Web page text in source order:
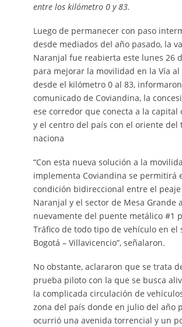
entre los kilómetro 0 y 83.
Luego de permanecer con paso
desde mediados del año pasado, la
Naranjal fue reabierta este lunes 26
para mejorar la movilidad en la Vía al
desde el kilómetro 0 al 83,
comunicado de Coviandina, la
ese corredor que conecta a la capital
y el centro del país con el oriente del
naciona
“Con esta nueva solución a la
implementa Coviandina se permitirá
condición bidireccional entre el peaje
Naranjal y el sector de Mesa Grande
nuevamente del puente metálico #1
Tráfico de todo tipo de vehículo en el
Bogotá – Villavicencio”, señalaron.
No obstante, aclararon que se trata
prueba piloto con la que se busca
la complicada circulación de
zona del país donde en julio del año
ocurrió una avenida torrencial y un